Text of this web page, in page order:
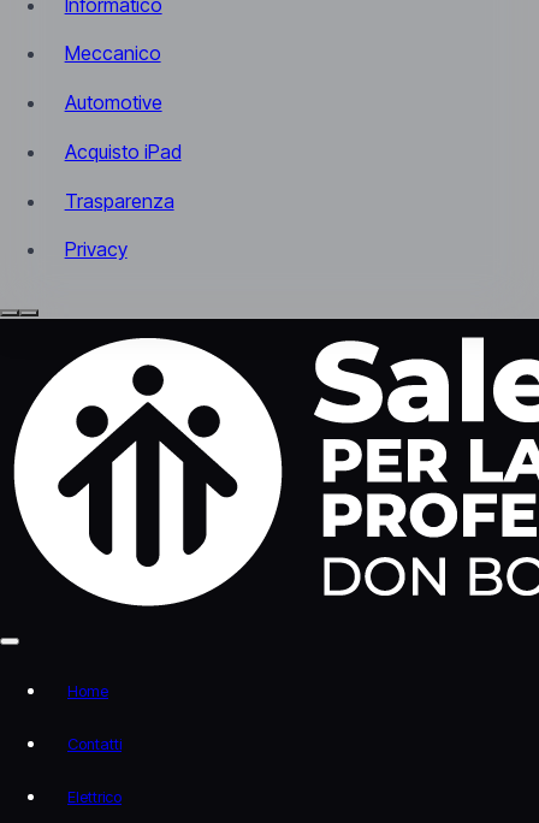
Meccanico
Automotive
Acquisto iPad
Trasparenza
Privacy
Home
Contatti
Elettrico